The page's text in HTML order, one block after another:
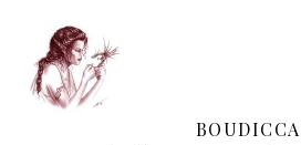
BOUDICCA